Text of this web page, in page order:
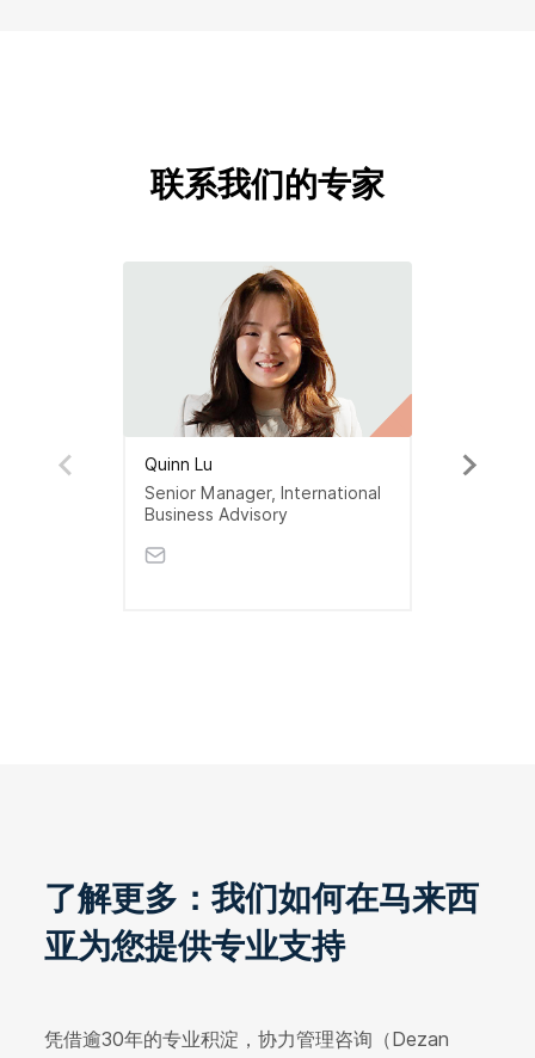
联系我们的专家
Quinn Lu
Senior Manager, International
Business Advisory
了解更多：我们如何在马来西
亚为您提供专业支持
凭借逾30年的专业积淀，协力管理咨询（Dezan